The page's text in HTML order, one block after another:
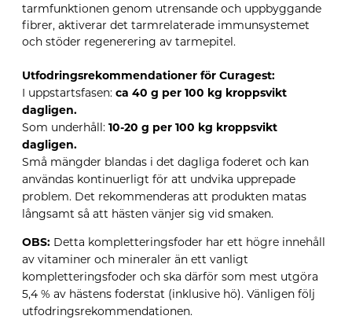
tarmfunktionen genom utrensande och uppbyggande
fibrer, aktiverar det tarmrelaterade immunsystemet
och stöder regenerering av tarmepitel.
Utfodringsrekommendationer för Curagest:
I uppstartsfasen: ca 40 g per 100 kg kroppsvikt
dagligen.
Som underhåll: 10-20 g per 100 kg kroppsvikt
dagligen.
Små mängder blandas i det dagliga foderet och kan
användas kontinuerligt för att undvika upprepade
problem. Det rekommenderas att produkten matas
långsamt så att hästen vänjer sig vid smaken.
OBS: Detta kompletteringsfoder har ett högre innehåll
av vitaminer och mineraler än ett vanligt
kompletteringsfoder och ska därför som mest utgöra
5,4 % av hästens foderstat (inklusive hö). Vänligen följ
utfodringsrekommendationen.